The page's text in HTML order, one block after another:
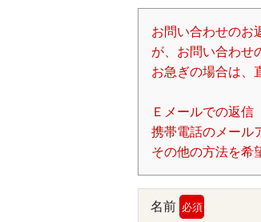
お問い合わせのお
が、お問い合わせ
お急ぎの場合は、
Ｅメールでの返信
携帯電話のメール
その他の方法を希
名前 必須